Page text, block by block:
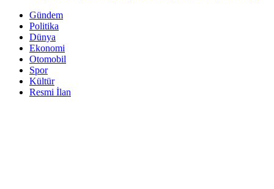
Gündem
Politika
Dünya
Ekonomi
Otomobil
Spor
Kültür
Resmi İlan